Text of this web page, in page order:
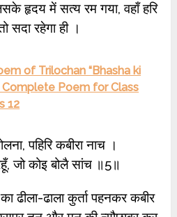
हृदय में सत्य रम गया, वहाँ हरि
सदा रहेगा ही ।
of Trilochan “Bhasha ki
Complete Poem for Class
12
पहिरि कबीरा नाच ।
जो कोइ बोलै सांच ॥5॥
ढीला-ढाला कुर्ता पहनकर कबीर